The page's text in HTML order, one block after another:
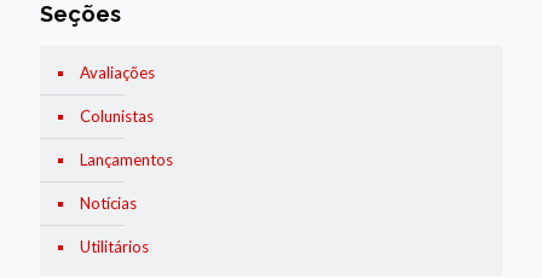
Seções
Avaliações
Colunistas
Lançamentos
Notícias
Utilitários